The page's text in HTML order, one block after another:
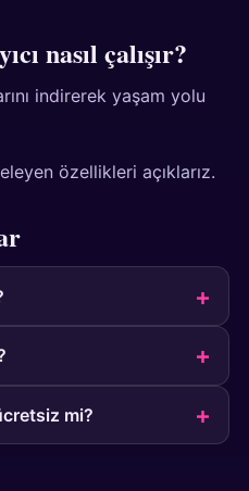
nasıl çalışır?
indirerek yaşam yolu
özellikleri açıklarız.
mi?